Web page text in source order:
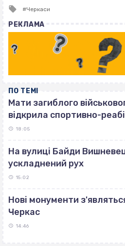
Tagged
Черкаси
РЕКЛАМА
ПО ТЕМІ
Мати загиблого
відкрила спортивно-
18:05
На вулиці Байди
ускладнений рух
15:02
Нові монументи
Черкас
14:46